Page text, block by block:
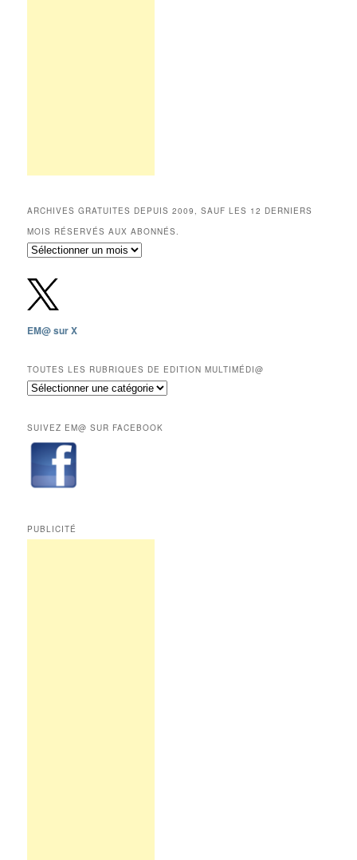
ARCHIVES GRATUITES DEPUIS 2009, SAUF LES 12 DERNIERS
MOIS RÉSERVÉS AUX ABONNÉS.
Archives
depuis
2009,
sauf
les
mois
réservés
aux
EM@ sur X
TOUTES LES RUBRIQUES DE EDITION MULTIMÉDI@
Toutes
de
Edition
Multimédi@
SUIVEZ EM@ SUR FACEBOOK
PUBLICITÉ